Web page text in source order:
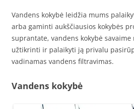
Vandens kokybė leidžia mums
arba gaminti aukščiausios kokybės
suprantate, vandens kokybė
užtikrinti ir palaikyti ją privalu
vadinamas vandens filtravimas.
Vandens kokybė